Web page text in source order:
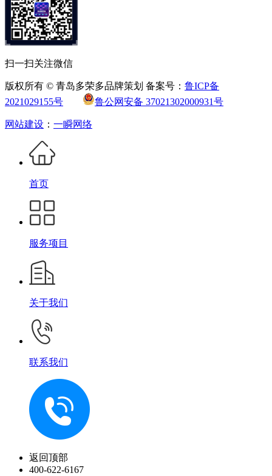
扫一扫关注微信
版权所有 © 青岛多荣多品牌策划 备案号： 鲁ICP备
2021029155号
鲁公网安备 37021302000931号
网站建设 ： 一瞬网络
首页
服务项目
关于我们
联系我们
返回顶部
400-622-6167